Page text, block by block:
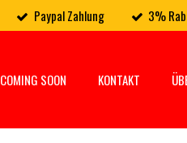
Paypal Zahlung 3%
COMING SOON KONTAKT